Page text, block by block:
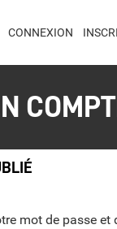
CONNEXION
mot de passe et